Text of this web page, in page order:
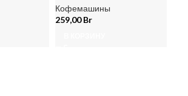
Кофемашины
259,00Br